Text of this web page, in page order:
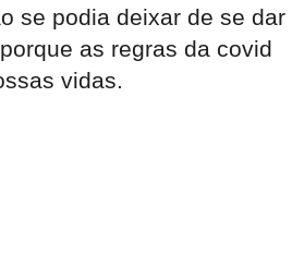
se podia deixar de se dar
as regras da covid
vidas.